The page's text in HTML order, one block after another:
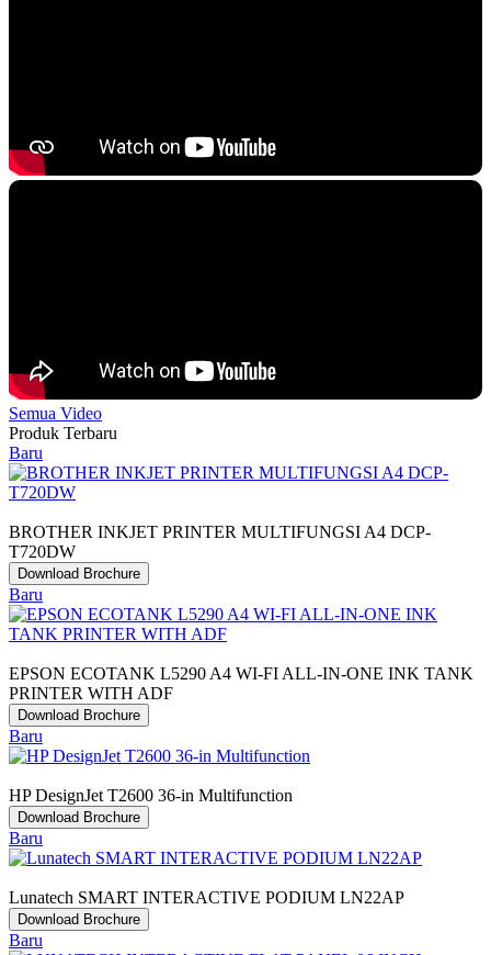
Semua Video
Produk Terbaru
Baru
BROTHER INKJET PRINTER MULTIFUNGSI A4 DCP-
T720DW
Download Brochure
Baru
EPSON ECOTANK L5290 A4 WI-FI ALL-IN-ONE INK TANK
PRINTER WITH ADF
Download Brochure
Baru
HP DesignJet T2600 36-in Multifunction
Download Brochure
Baru
Lunatech SMART INTERACTIVE PODIUM LN22AP
Download Brochure
Baru